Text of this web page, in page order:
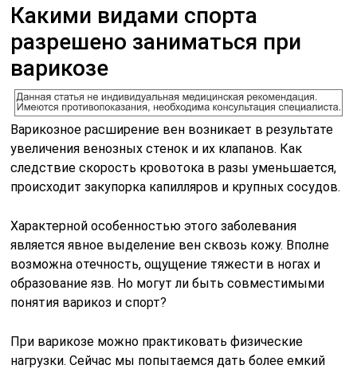
Какими видами спорта
разрешено заниматься при
варикозе
Варикозное расширение вен возникает в результате
увеличения венозных стенок и их клапанов. Как
следствие скорость кровотока в разы уменьшается,
происходит закупорка капилляров и крупных сосудов.
Характерной особенностью этого заболевания
является явное выделение вен сквозь кожу. Вполне
возможна отечность, ощущение тяжести в ногах и
образование язв. Но могут ли быть совместимыми
понятия варикоз и спорт?
При варикозе можно практиковать физические
нагрузки. Сейчас мы попытаемся дать более емкий